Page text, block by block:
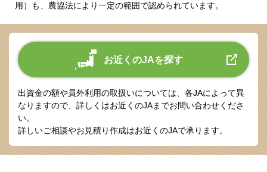
用）も、農協法により一定の範囲で認められています。
お近くのJAを探す
出資金の額や員外利用の取扱いについては、各JAによって異
なりますので、詳しくはお近くのJAまでお問い合わせくださ
い。
詳しいご相談やお見積り作成はお近くのJAで承ります。